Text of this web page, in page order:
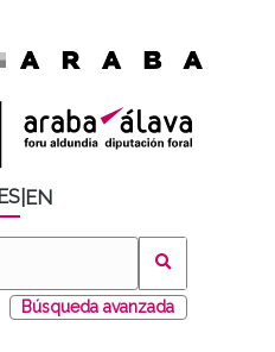
ES EN
Búsqueda avanzada